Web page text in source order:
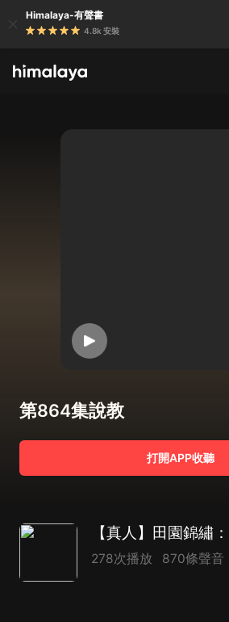
Himalaya-有聲書
4.8k 安裝
第864集說教
打開APP收聽
278次播放 870條聲音